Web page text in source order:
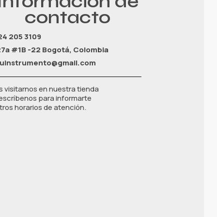
contacto
205 3109
#1B -22 Bogotá, Colombia
visitarnos en nuestra tienda
para informarte
horarios de atención.